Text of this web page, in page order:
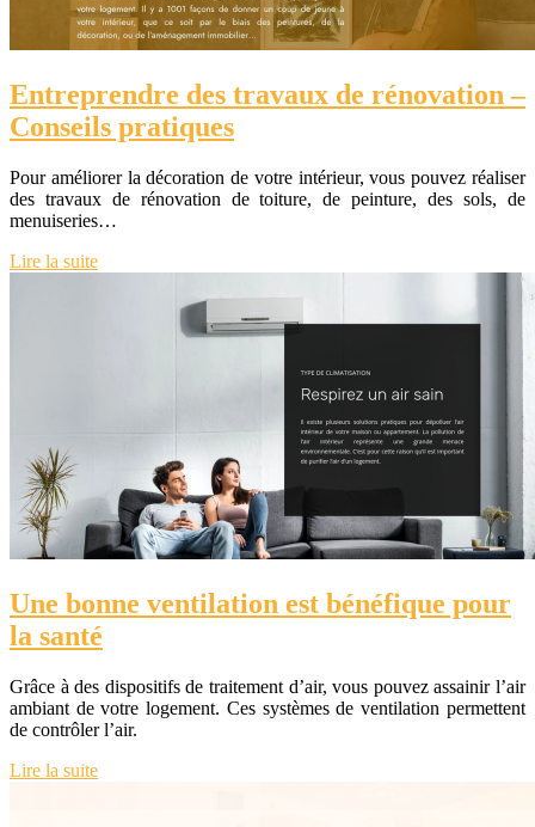
Entreprendre des travaux de rénovation –
Conseils pratiques
Pour améliorer la décoration de votre intérieur, vous pouvez réaliser
des travaux de rénovation de toiture, de peinture, des sols, de
menuiseries…
Lire la suite
Une bonne ventilation est bénéfique pour
la santé
Grâce à des dispositifs de traitement d’air, vous pouvez assainir l’air
ambiant de votre logement. Ces systèmes de ventilation permettent
de contrôler l’air.
Lire la suite